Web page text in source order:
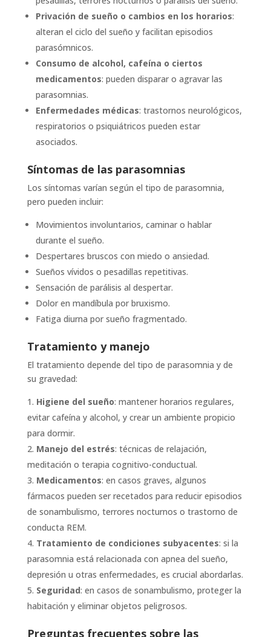
Privación de sueño o cambios en los horarios:
alteran el ciclo del sueño y facilitan episodios
parasómnicos.
Consumo de alcohol, cafeína o ciertos
medicamentos: pueden disparar o agravar las
parasomnias.
Enfermedades médicas: trastornos neurológicos,
respiratorios o psiquiátricos pueden estar
asociados.
Síntomas de las parasomnias
Los síntomas varían según el tipo de parasomnia,
pero pueden incluir:
Movimientos involuntarios, caminar o hablar
durante el sueño.
Despertares bruscos con miedo o ansiedad.
Sueños vívidos o pesadillas repetitivas.
Sensación de parálisis al despertar.
Dolor en mandíbula por bruxismo.
Fatiga diurna por sueño fragmentado.
Tratamiento y manejo
El tratamiento depende del tipo de parasomnia y de
su gravedad:
Higiene del sueño: mantener horarios regulares,
evitar cafeína y alcohol, y crear un ambiente propicio
para dormir.
Manejo del estrés: técnicas de relajación,
meditación o terapia cognitivo-conductual.
Medicamentos: en casos graves, algunos
fármacos pueden ser recetados para reducir episodios
de sonambulismo, terrores nocturnos o trastorno de
conducta REM.
Tratamiento de condiciones subyacentes: si la
parasomnia está relacionada con apnea del sueño,
depresión u otras enfermedades, es crucial abordarlas.
Seguridad: en casos de sonambulismo, proteger la
habitación y eliminar objetos peligrosos.
Preguntas frecuentes sobre las